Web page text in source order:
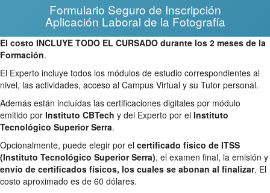
Formulario Seguro de Inscripción
Aplicación Laboral de la Fotografía
El costo INCLUYE TODO EL CURSADO durante los 2 meses de la
Formación.
El Experto incluye todos los módulos de estudio correspondientes al
nivel, las actividades, acceso al Campus Virtual y su Tutor personal.
Además están incluídas las certificaciones digitales por módulo
emitido por Instituto CBTech y del Experto por el Instituto
Tecnológico Superior Serra.
Opcionalmente, puede elegir por el certificado físico de ITSS
(Instituto Tecnológico Superior Serra), el examen final, la emisión y
envío de certificados físicos, los cuales se abonan al finalizar. El
costo aproximado es de 60 dólares.